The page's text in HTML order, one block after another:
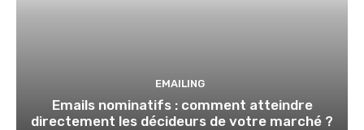
EMAILING
Emails nominatifs : comment atteindre
directement les décideurs de votre marché ?